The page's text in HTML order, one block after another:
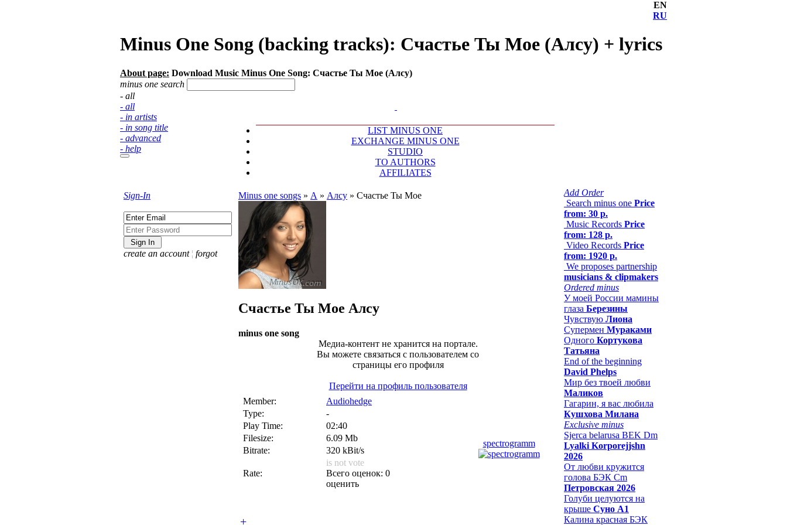
EN
RU
Minus One Song (backing tracks): Счастье Ты Мое (Алсу) + lyrics
About page: Download Music Minus One Song: Счастье Ты Мое (Алсу)
minus one search
- all
- all
- in artists
- in song title
- advanced
- help
LIST MINUS ONE
EXCHANGE MINUS ONE
STUDIO
TO AUTHORS
AFFILIATES
Sign-In
create an account ¦ forgot
Minus one songs » А » Алсу » Счастье Ты Мое
Счастье Ты Мое Алсу
minus one song
Медиа-контент не хранится на портале.
Вы можете связаться с пользователем со
страницы его профиля
Перейти на профиль пользователя
Member:
Audiohedge
Type:
-
spectrogramm
Play Time:
02:40
Filesize:
6.09 Mb
Bitrate:
320 kBit/s
Rate:
is not vote
Всего оценок: 0
оценить
+
Add Order
Search minus one Price
from: 30 р.
Music Records Price
from: 128 р.
Video Records Price
from: 1920 р.
We proposes partnership
musicians & clipmakers
Ordered minus
У моей России мамины
глаза Березины
Чувствую Лиона
Супермен Мураками
Одного Кортукова
Татьяна
End of the beginning
David Phelps
Мир без твоей любви
Маликов
Гагарин, я вас любила
Кушхова Милана
Exclusive minus
Sjerca belarusa BEK Dm
Lyalki Korporejjshn
2026
От любви кружится
голова БЭК Cm
Петровская 2026
Голуби целуются на
крыше Суно А1
Калина красная БЭК